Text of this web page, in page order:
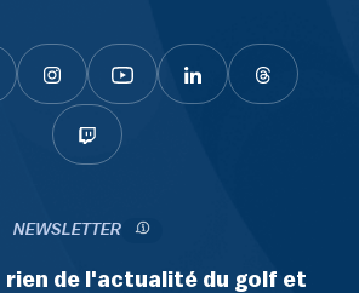
NEWSLETTER
rien de l'actualité du golf et